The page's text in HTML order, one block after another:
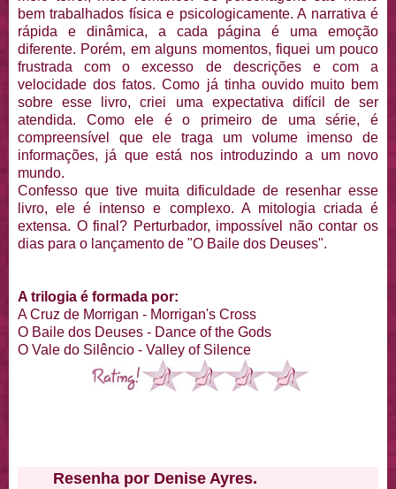
bem trabalhados física e psicologicamente. A narrativa é
rápida e dinâmica, a cada página é uma emoção
diferente. Porém, em alguns momentos, fiquei um pouco
frustrada com o excesso de descrições e com a
velocidade dos fatos. Como já tinha ouvido muito bem
sobre esse livro, criei uma expectativa difícil de ser
atendida. Como ele é o primeiro de uma série, é
compreensível que ele traga um volume imenso de
informações, já que está nos introduzindo a um novo
mundo.
Confesso que tive muita dificuldade de resenhar esse
livro, ele é intenso e complexo. A mitologia criada é
extensa. O final? Perturbador, impossível não contar os
dias para o lançamento de "O Baile dos Deuses".
A trilogia é formada por:
A Cruz de Morrigan - Morrigan's Cross
O Baile dos Deuses - Dance of the Gods
O Vale do Silêncio - Valley of Silence
Resenha por Denise Ayres.